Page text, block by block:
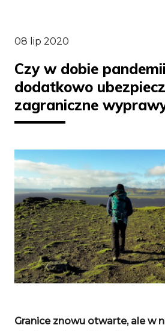
08 lip 2020
Czy w dobie
dodatkowo
zagraniczne
Granice znowu otwarte, ale w